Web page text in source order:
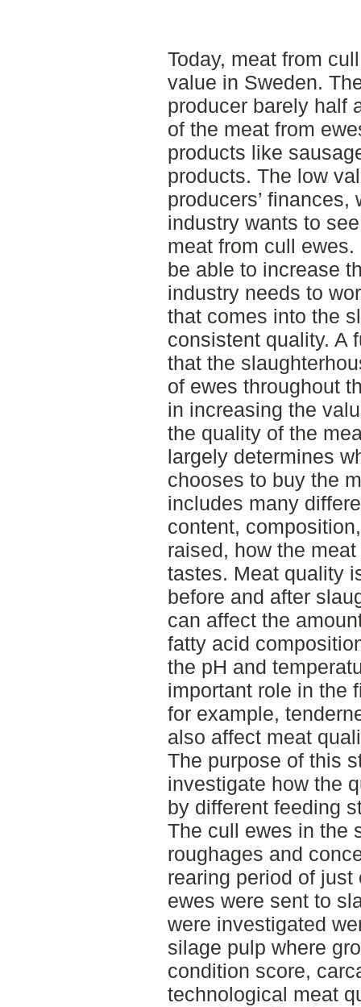
Today, meat from
value in Sweden.
producer barely half
of the meat from
products like
products. The low
producers’
industry wants to
meat from cull
be able to increase
industry needs to
that comes into the
consistent quality. A
that the
of ewes throughout
in increasing the
the quality of the
largely determines
chooses to buy the
includes many
content,
raised, how the
tastes. Meat quality
before and after
can affect the
fatty acid
the pH and
important role in the
for example,
also affect meat
The purpose of this
investigate how the
by different feeding
The cull ewes in the
roughages and
rearing period of
ewes were sent to
were investigated
silage pulp where
condition score,
technological meat